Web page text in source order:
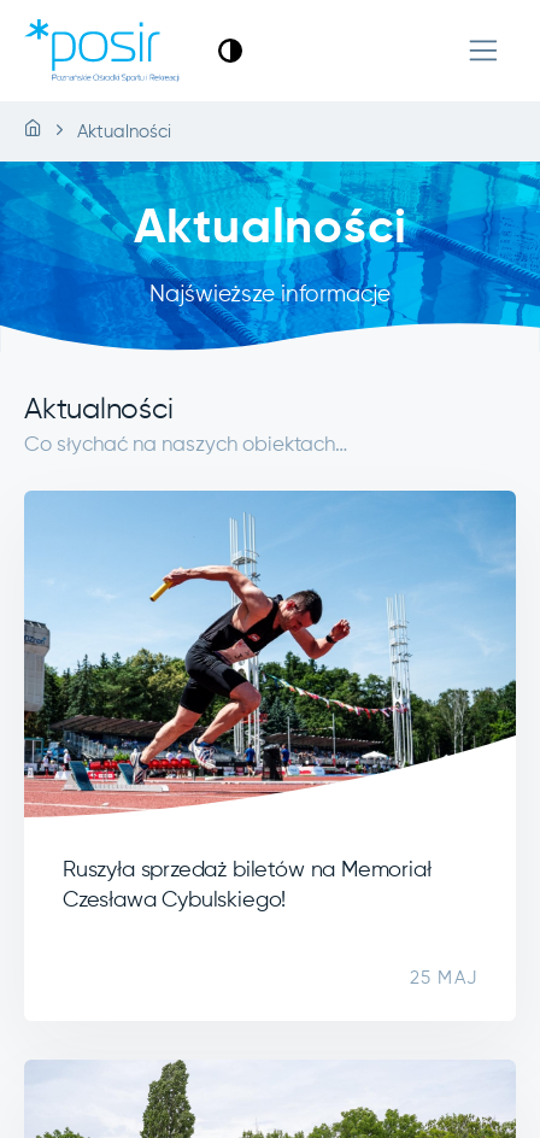
Aktualności
Aktualności
Najświeższe informacje
Aktualności
Co słychać na naszych obiektach…
Ruszyła sprzedaż biletów na Memoriał
Czesława Cybulskiego!
25 MAJ